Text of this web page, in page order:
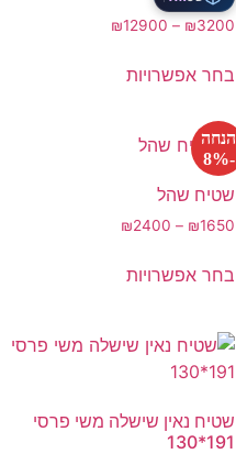
₪3200
–
₪12900
בחר אפשרויות
הנחה
-8%
שטיח שהל
₪1650
–
₪2400
בחר אפשרויות
שטיח נאין שישלה משי פרסי
191*130